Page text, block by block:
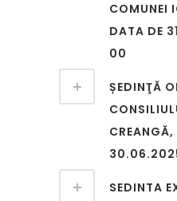
COMUNEI
DATA DE
00
ȘEDINŢĂ
SEDINTA